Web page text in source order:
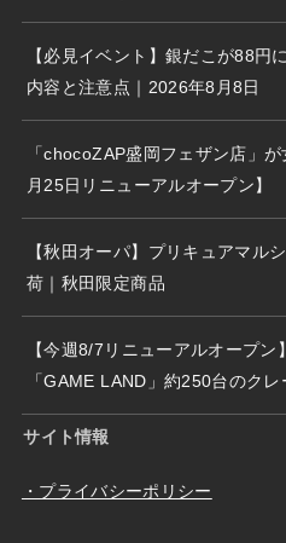
【必見イベント】銀だこが88円
内容と注意点｜2026年8月8日
「chocoZAP盛岡フェザン店」
月25日リニューアルオープン】
【秋田オーパ】プリキュアマル
荷｜秋田限定商品
【今週8/7リニューアルオープ
「GAME LAND」約250台のクレ
サイト情報
・プライバシーポリシー